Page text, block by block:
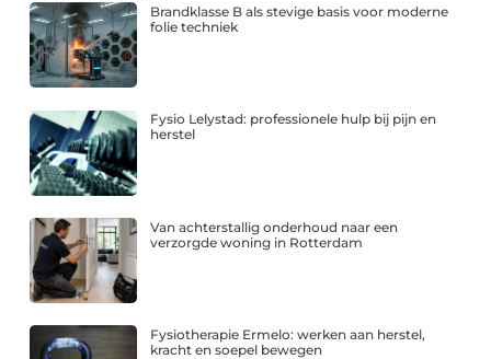
Brandklasse B als stevige basis voor moderne
folie techniek
Fysio Lelystad: professionele hulp bij pijn en
herstel
Van achterstallig onderhoud naar een
verzorgde woning in Rotterdam
Fysiotherapie Ermelo: werken aan herstel,
kracht en soepel bewegen